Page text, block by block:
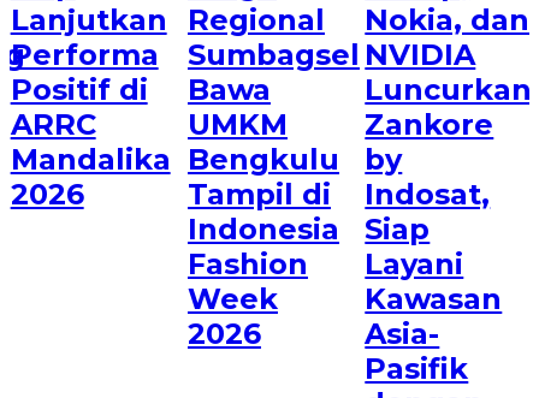
Lanjutkan
Performa
Positif di
ARRC
Mandalika
2026
Regional
Sumbagsel
Bawa
UMKM
Bengkulu
Tampil di
Indonesia
Fashion
Week
2026
Nokia, dan
NVIDIA
Luncurkan
Zankore
by
Indosat,
Siap
Layani
Kawasan
Asia-
Pasifik